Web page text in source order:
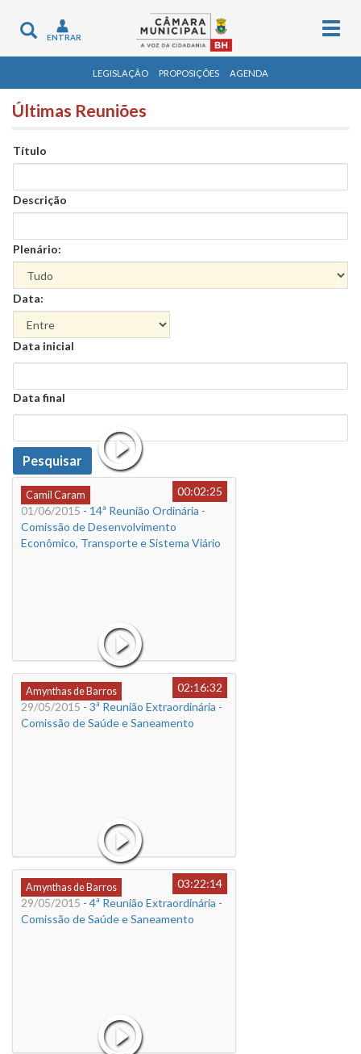
Toggle
navigation
ENTRAR
LEGISLAÇÃO PROPOSIÇÕES AGENDA
Últimas Reuniões
Título
Descrição
Plenário:
Data:
Data
Data inicial
Data
Data final
Data
Pesquisar
Camil Caram
00:02:25
01/06/2015 - 14ª Reunião Ordinária -
Comissão de Desenvolvimento
Econômico, Transporte e Sistema Viário
Amynthas de Barros
02:16:32
29/05/2015 - 3ª Reunião Extraordinária -
Comissão de Saúde e Saneamento
Amynthas de Barros
03:22:14
29/05/2015 - 4ª Reunião Extraordinária -
Comissão de Saúde e Saneamento